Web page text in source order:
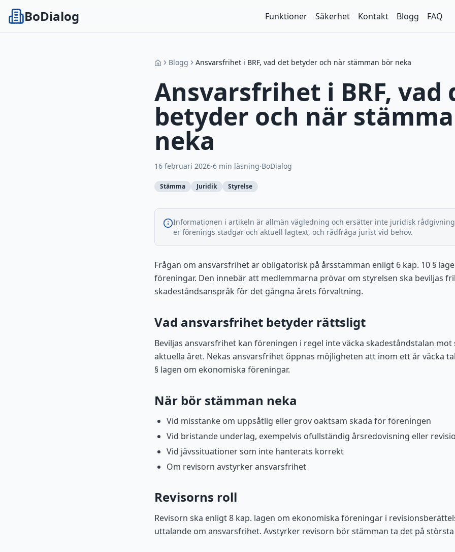
BoDialog Funktioner Säkerhet Kontakt Blogg FAQ
Blogg Ansvarsfrihet i BRF, vad det betyder och när stämman bör neka
Ansvarsfrihet i BRF, vad
betyder och när
neka
16 februari 2026·6 min läsning·BoDialog
Stämma Juridik Styrelse
Informationen i artikeln är allmän vägledning och ersätter inte juridisk
er förenings stadgar och aktuell lagtext, och rådfråga jurist vid behov.
Frågan om ansvarsfrihet är obligatorisk på årsstämman enligt 6 kap. 10 §
föreningar. Den innebär att medlemmarna prövar om styrelsen ska beviljas
skadeståndsanspråk för det gångna årets förvaltning.
Vad ansvarsfrihet betyder rättsligt
Beviljas ansvarsfrihet kan föreningen i regel inte väcka skadeståndstalan
aktuella året. Nekas ansvarsfrihet öppnas möjligheten att inom ett år väcka
§ lagen om ekonomiska föreningar.
När bör stämman neka
Vid misstanke om uppsåtlig eller grov oaktsam skada för föreningen
Vid bristande underlag, exempelvis ofullständig årsredovisning eller
Vid jävssituationer som inte hanterats korrekt
Om revisorn avstyrker ansvarsfrihet
Revisorns roll
Revisorn ska enligt 8 kap. lagen om ekonomiska föreningar i
uttalande om ansvarsfrihet. Avstyrker revisorn bör stämman ta det på största